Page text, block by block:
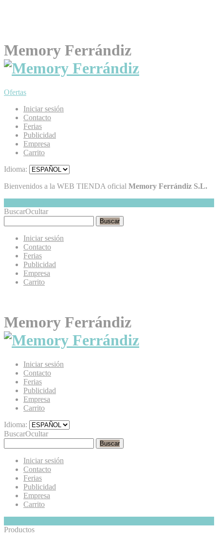
Memory Ferrándiz
Ofertas
Iniciar sesión
Contacto
Ferias
Publicidad
Empresa
Carrito
Idioma:
Bienvenidos a la WEB TIENDA oficial Memory Ferrándiz S.L.
BuscarOcultar
Buscar
Iniciar sesión
Contacto
Ferias
Publicidad
Empresa
Carrito
Memory Ferrándiz
Iniciar sesión
Contacto
Ferias
Publicidad
Empresa
Carrito
Idioma:
BuscarOcultar
Buscar
Iniciar sesión
Contacto
Ferias
Publicidad
Empresa
Carrito
Productos